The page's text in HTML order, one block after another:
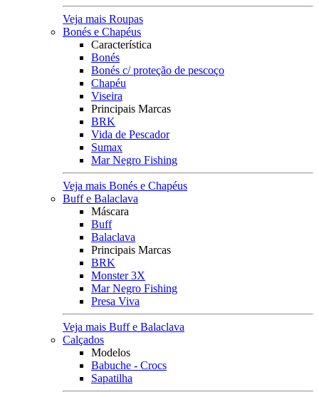
Veja mais Roupas
Bonés e Chapéus
Característica
Bonés
Bonés c/ proteção de pescoço
Chapéu
Viseira
Principais Marcas
BRK
Vida de Pescador
Sumax
Mar Negro Fishing
Veja mais Bonés e Chapéus
Buff e Balaclava
Máscara
Buff
Balaclava
Principais Marcas
BRK
Monster 3X
Mar Negro Fishing
Presa Viva
Veja mais Buff e Balaclava
Calçados
Modelos
Babuche - Crocs
Sapatilha